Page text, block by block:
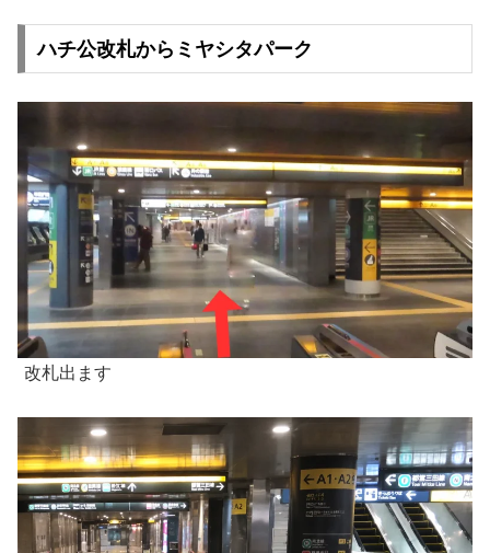
ハチ公改札からミヤシタパーク
改札出ます